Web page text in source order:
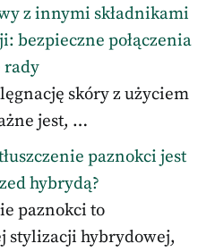
z innymi składnikami
bezpieczne połączenia
rady
skóry z użyciem
jest, …
paznokci jest
hybrydą?
paznokci to
stylizacji hybrydowej,